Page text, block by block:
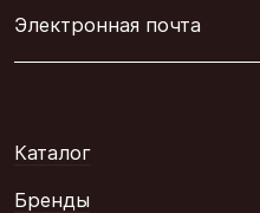
Электронная почта
Каталог
Бренды